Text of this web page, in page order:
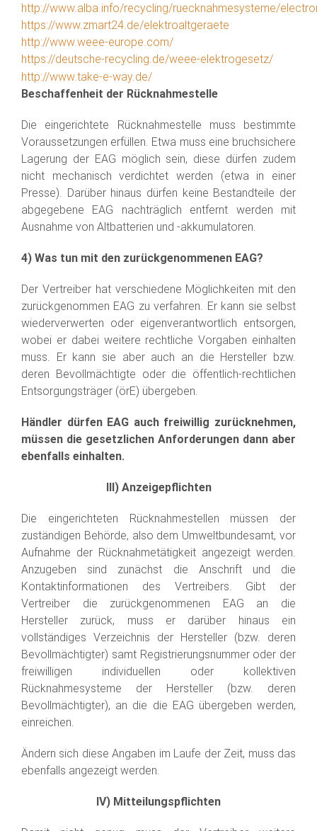
http://www.alba.info/recycling/ruecknahmesysteme/
https://www.zmart24.de/elektroaltgeraete
http://www.weee-europe.com/
https://deutsche-recycling.de/weee-elektrogesetz/
http://www.take-e-way.de/
Beschaffenheit der Rücknahmestelle
Die eingerichtete Rücknahmestelle muss bestimmte
Voraussetzungen erfüllen. Etwa muss eine bruchsichere
Lagerung der EAG möglich sein, diese dürfen zudem
nicht mechanisch verdichtet werden (etwa in einer
Presse). Darüber hinaus dürfen keine Bestandteile der
abgegebene EAG nachträglich entfernt werden mit
Ausnahme von Altbatterien und -akkumulatoren.
4) Was tun mit den zurückgenommenen EAG?
Der Vertreiber hat verschiedene Möglichkeiten mit den
zurückgenommen EAG zu verfahren. Er kann sie selbst
wiederverwerten oder eigenverantwortlich entsorgen,
wobei er dabei weitere rechtliche Vorgaben einhalten
muss. Er kann sie aber auch an die Hersteller bzw.
deren Bevollmächtigte oder die öffentlich-rechtlichen
Entsorgungsträger (örE) übergeben.
Händler dürfen EAG auch freiwillig zurücknehmen,
müssen die gesetzlichen Anforderungen dann aber
ebenfalls einhalten.
III) Anzeigepflichten
Die eingerichteten Rücknahmestellen müssen der
zuständigen Behörde, also dem Umweltbundesamt, vor
Aufnahme der Rücknahmetätigkeit angezeigt werden.
Anzugeben sind zunächst die Anschrift und die
Kontaktinformationen des Vertreibers. Gibt der
Vertreiber die zurückgenommenen EAG an die
Hersteller zurück, muss er darüber hinaus ein
vollständiges Verzeichnis der Hersteller (bzw. deren
Bevollmächtigter) samt Registrierungsnummer oder der
freiwilligen individuellen oder kollektiven
Rücknahmesysteme der Hersteller (bzw. deren
Bevollmächtigter), an die die EAG übergeben werden,
einreichen.
Ändern sich diese Angaben im Laufe der Zeit, muss das
ebenfalls angezeigt werden.
IV) Mitteilungspflichten